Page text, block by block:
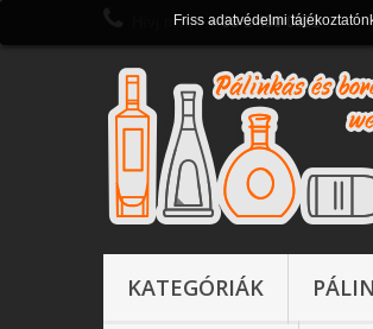
Hívj most: + 36 1 430 0821
KATEGÓRIÁK
Friss adatvédelmi